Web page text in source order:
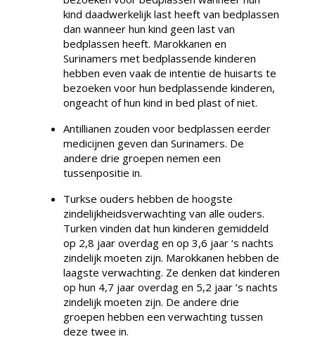
kind daadwerkelijk last heeft van bedplassen
dan wanneer hun kind geen last van
bedplassen heeft. Marokkanen en
Surinamers met bedplassende kinderen
hebben even vaak de intentie de huisarts te
bezoeken voor hun bedplassende kinderen,
ongeacht of hun kind in bed plast of niet.
Antillianen zouden voor bedplassen eerder
medicijnen geven dan Surinamers. De
andere drie groepen nemen een
tussenpositie in.
Turkse ouders hebben de hoogste
zindelijkheidsverwachting van alle ouders.
Turken vinden dat hun kinderen gemiddeld
op 2,8 jaar overdag en op 3,6 jaar ‘s nachts
zindelijk moeten zijn. Marokkanen hebben de
laagste verwachting. Ze denken dat kinderen
op hun 4,7 jaar overdag en 5,2 jaar ’s nachts
zindelijk moeten zijn. De andere drie
groepen hebben een verwachting tussen
deze twee in.